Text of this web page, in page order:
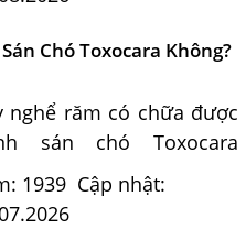
trị và phòng ngừa sán...
Chó Toxocara Không?
nghể răm có chữa được
sán chó Toxocara
Tiến sĩ Bác sĩ
Hằng Lan giải đáp
1939 Cập nhật: